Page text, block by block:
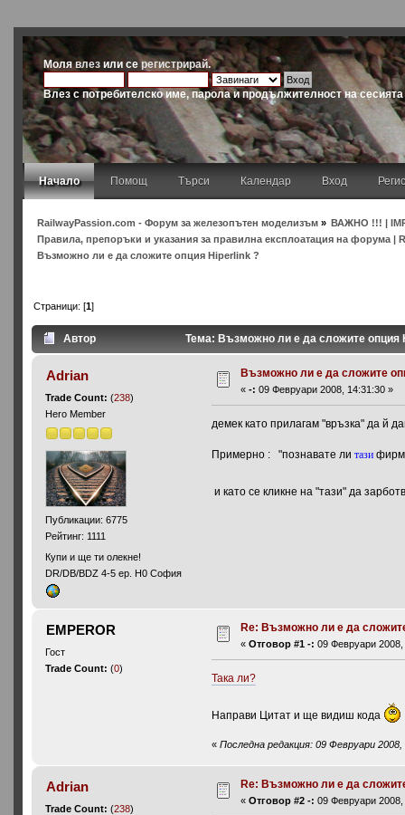
Молявлез или серегистрирай.
Влез с потребителско име, парола и продължителност на сесията
Начало Помощ Търси Календар Вход
RailwayPassion.com - Форум за железопътен моделизъм» ВАЖНО !!! |
Правила, препоръки и указания за правилна експлоатация на форума
Възможно ли е да сложите опция Hiperlink ?
Страници: [1]
Автор Тема: Възможно ли е да сложите опция
Adrian
Trade Count:(238)
Hero Member
Публикации: 6775
Рейтинг: 1111
Купи и ще ти олекне!
DR/DB/BDZ 4-5 ep. H0 София
Възможно ли е да сложите
«-: 09 Февруари 2008, 14:31:30 »
демек като прилагам "връзка" да й
Примерно : "познавате литази
и като се кликне на "тази" да
EMPEROR
Гост
Trade Count:(0)
Re: Възможно ли е да
«Отговор #1 -: 09 Февруари
Така ли?
Направи Цитат и ще видиш кода
«Последна редакция: 09 Февруари
Adrian
Trade Count:(238)
Re: Възможно ли е да
«Отговор #2 -: 09 Февруари